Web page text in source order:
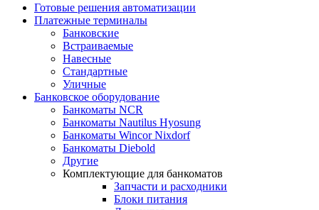
Готовые решения автоматизации
Платежные терминалы
Банковские
Встраиваемые
Навесные
Стандартные
Уличные
Банковское оборудование
Банкоматы NCR
Банкоматы Nautilus Hyosung
Банкоматы Wincor Nixdorf
Банкоматы Diebold
Другие
Комплектующие для банкоматов
Запчасти и расходники
Блоки питания